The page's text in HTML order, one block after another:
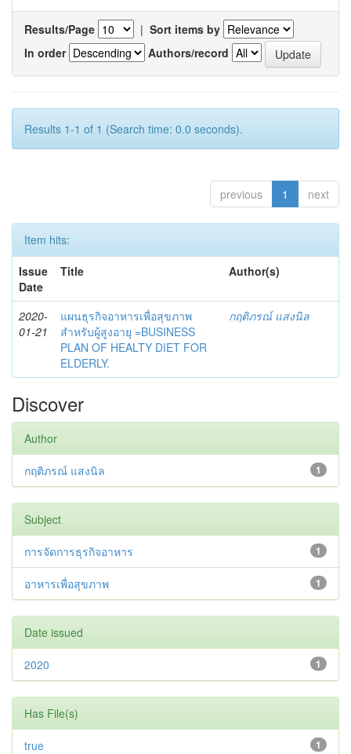
Results/Page | Sort items by
In order
Authors/record
Results 1-1 of 1 (Search time: 0.0 seconds).
previous 1 next
Item hits:
Issue
Date
Title Author(s)
2020-
01-21
แผนธุรกิจอาหารเพื่อสุขภาพ
สำหรับผู้สูงอายุ =BUSINESS
PLAN OF HEALTY DIET FOR
ELDERLY.
กฤติภรณ์ แสงนิล
Discover
Author
1
กฤติภรณ์ แสงนิล
Subject
1
การจัดการธุรกิจอาหาร
1
อาหารเพื่อสุขภาพ
Date issued
1
2020
Has File(s)
1
true